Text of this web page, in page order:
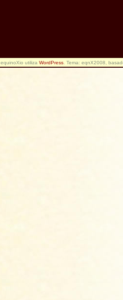
equinoXio utiliza WordPress . Tema: eqnX2008,